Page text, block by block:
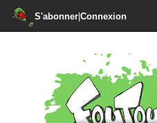
S'abonner|Connexion